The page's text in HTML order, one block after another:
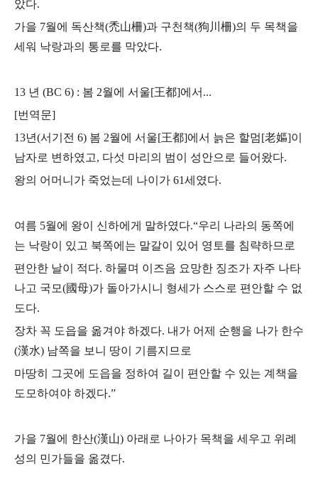
았다.
가을 7월에 독산책(禿山柵)과 구천책(狗川柵)의 두 목책을
세워 낙랑과의 통로를 막았다.
13 년 (BC 6) : 봄 2월에 서울[王都]에서...
[번역문]
13년(서기전 6) 봄 2월에 서울[王都]에서 늙은 할멈[老嫗]이
남자로 변하였고, 다섯 마리의 범이 성안으로 들어왔다.
왕의 어머니가 죽었는데 나이가 61세였다.
여름 5월에 왕이 신하에게 말하였다.“우리 나라의 동쪽에
는 낙랑이 있고 북쪽에는 말갈이 있어 영토를 침략하므로
편안한 날이 적다. 하물며 이즈음 요망한 징조가 자주 나타
나고 국모(國母)가 돌아가시니 형세가 스스로 편안할 수 없
도다.
장차 꼭 도읍을 옮겨야 하겠다. 내가 어제 순행을 나가 한수
(漢水) 남쪽을 보니 땅이 기름지므로
마땅히 그곳에 도읍을 정하여 길이 편안할 수 있는 계책을
도모하여야 하겠다.”
가을 7월에 한산(漢山) 아래로 나아가 목책을 세우고 위례
성의 민가들을 옮겼다.